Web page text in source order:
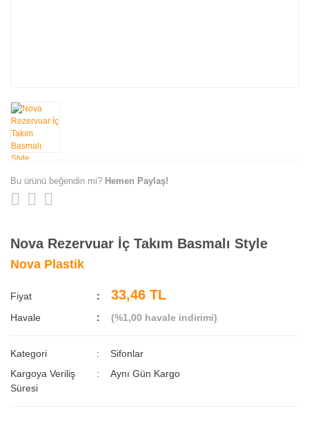
Bu ürünü beğendin mi? Hemen Paylaş!
Nova Rezervuar İç Takım Basmalı Style
Nova Plastik
Fiyat 33,46 TL
Havale (%1,00 havale indirimi)
Kategori
Sifonlar
Kargoya Veriliş
Süresi
Aynı Gün Kargo